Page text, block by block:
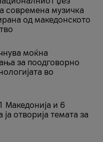
современа музичка
од македонското
моќна
за поодговорно
во
Македонија и 6
отворија темата за